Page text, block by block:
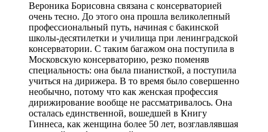
Вероника Борисовна связана с консерваторией
очень тесно. До этого она прошла великолепный
профессиональный путь, начиная с бакинской
школы-десятилетки и училища при ленинградской
консерватории. С таким багажом она поступила в
Московскую консерваторию, резко поменяв
специальность: она была пианисткой, а поступила
учиться на дирижера. В то время было совершенно
необычно, потому что как женская профессия
дирижирование вообще не рассматривалось. Она
осталась единственной, вошедшей в Книгу
Гиннеса, как женщина более 50 лет, возглавлявшая